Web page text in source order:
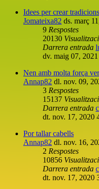
Idees per crear
Jomateixa82 ds. març
9 Respostes
20130
Darrera entrada
dv. maig 07,
Nen amb molta força
Annap82 dl. nov. 09,
3 Respostes
15137
Darrera entrada
dt. nov. 17, 2020
Por tallar cabells
Annap82 dl. nov. 16,
2 Respostes
10856
Darrera entrada
dt. nov. 17, 2020